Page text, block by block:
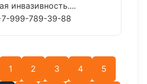
инвазивность....
999-789-39-88
1 2 3 4 5